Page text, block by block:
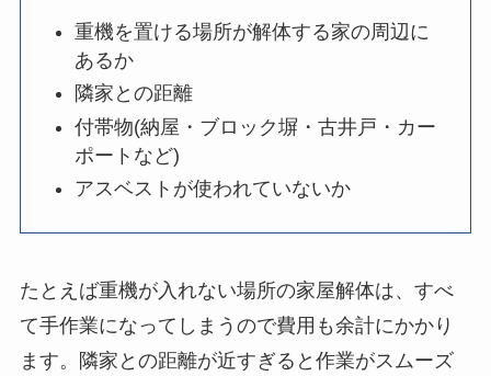
重機を置ける場所が解体する家の周辺に
あるか
隣家との距離
付帯物(納屋・ブロック塀・古井戸・カー
ポートなど)
アスベストが使われていないか
たとえば重機が入れない場所の家屋解体は、すべ
て手作業になってしまうので費用も余計にかかり
ます。隣家との距離が近すぎると作業がスムーズ